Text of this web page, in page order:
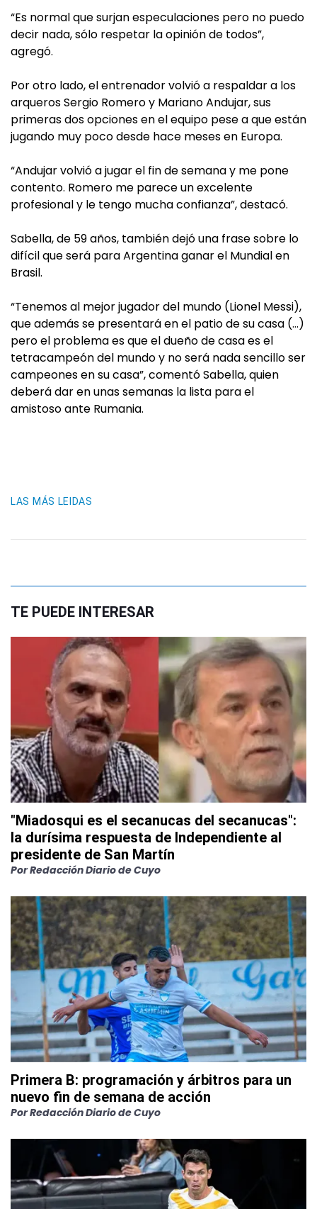
“Es normal que surjan especulaciones pero no puedo
decir nada, sólo respetar la opinión de todos”,
agregó.
Por otro lado, el entrenador volvió a respaldar a los
arqueros Sergio Romero y Mariano Andujar, sus
primeras dos opciones en el equipo pese a que están
jugando muy poco desde hace meses en Europa.
“Andujar volvió a jugar el fin de semana y me pone
contento. Romero me parece un excelente
profesional y le tengo mucha confianza”, destacó.
Sabella, de 59 años, también dejó una frase sobre lo
difícil que será para Argentina ganar el Mundial en
Brasil.
“Tenemos al mejor jugador del mundo (Lionel Messi),
que además se presentará en el patio de su casa (…)
pero el problema es que el dueño de casa es el
tetracampeón del mundo y no será nada sencillo ser
campeones en su casa”, comentó Sabella, quien
deberá dar en unas semanas la lista para el
amistoso ante Rumania.
LAS MÁS LEIDAS
TE PUEDE INTERESAR
"Miadosqui es el secanucas del secanucas":
la durísima respuesta de Independiente al
presidente de San Martín
PorRedacción Diario de Cuyo
Primera B: programación y árbitros para un
nuevo fin de semana de acción
PorRedacción Diario de Cuyo